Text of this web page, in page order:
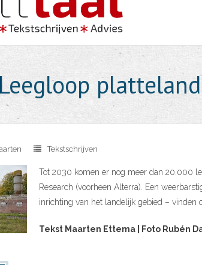
Tekstschrijven
Tot 2030 komen er nog meer dan 20.000
Research (voorheen Alterra). Een
inrichting van het landelijk gebied – vinden
Tekst Maarten Ettema | Foto Rubén